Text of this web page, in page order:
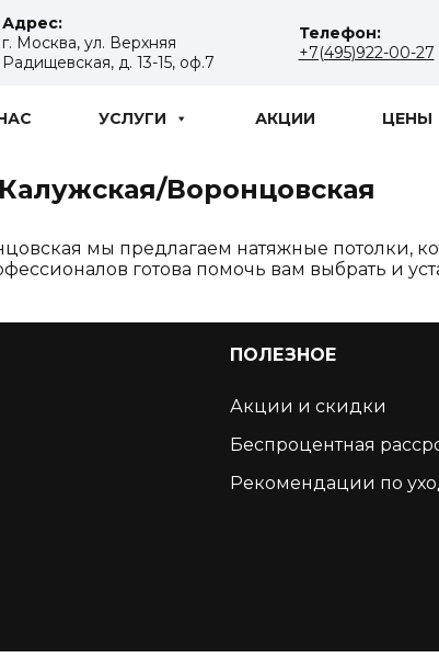
Адрес:
г. Москва, ул. Верхняя
Радищевская, д. 13-15, оф.7
Телефон:
+7(495)922-00-27
УСЛУГИ АКЦИИ ЦЕНЫ
Воронцовская
мы предлагаем натяжные потолки,
готова помочь вам выбрать и
ПОЛЕЗНОЕ
Акции и скидки
Беспроцентная
Рекомендации по